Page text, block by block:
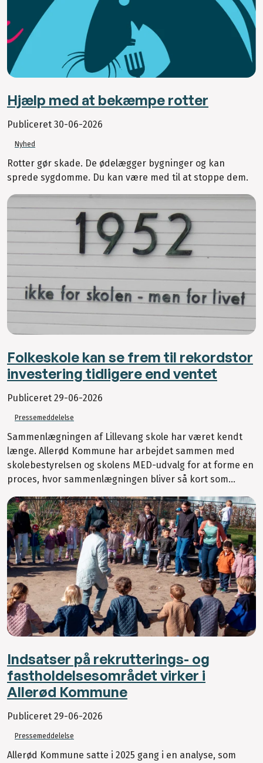
Hjælp med at bekæmpe rotter
Publiceret 30-06-2026
Nyhed
Rotter gør skade. De ødelægger bygninger og kan
sprede sygdomme. Du kan være med til at stoppe dem.
Folkeskole kan se frem til rekordstor
investering tidligere end ventet
Publiceret 29-06-2026
Pressemeddelelse
Sammenlægningen af Lillevang skole har været kendt
længe. Allerød Kommune har arbejdet sammen med
skolebestyrelsen og skolens MED-udvalg for at forme en
proces, hvor sammenlægningen bliver så kort som...
Indsatser på rekrutterings- og
fastholdelsesområdet virker i
Allerød Kommune
Publiceret 29-06-2026
Pressemeddelelse
Allerød Kommune satte i 2025 gang i en analyse, som